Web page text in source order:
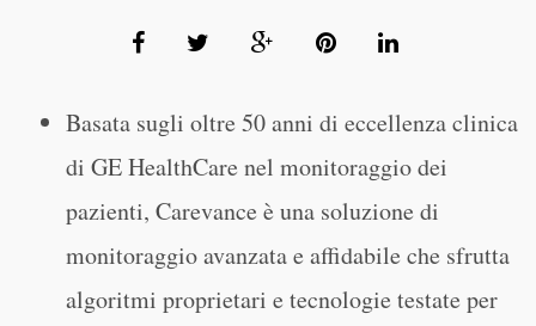
Basata sugli oltre 50 anni di eccellenza clinica
di GE HealthCare nel monitoraggio dei
pazienti, Carevance è una soluzione di
monitoraggio avanzata e affidabile che sfrutta
algoritmi proprietari e tecnologie testate per